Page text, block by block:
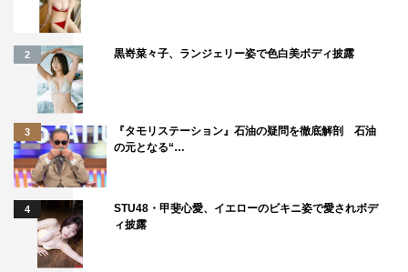
2 黒嵜菜々子、ランジェリー姿で色白美ボディ披露
3
『タモリステーション』石油の疑問を徹底解剖 石油
の元となる“…
4
STU48・甲斐心愛、イエローのビキニ姿で愛されボデ
ィ披露